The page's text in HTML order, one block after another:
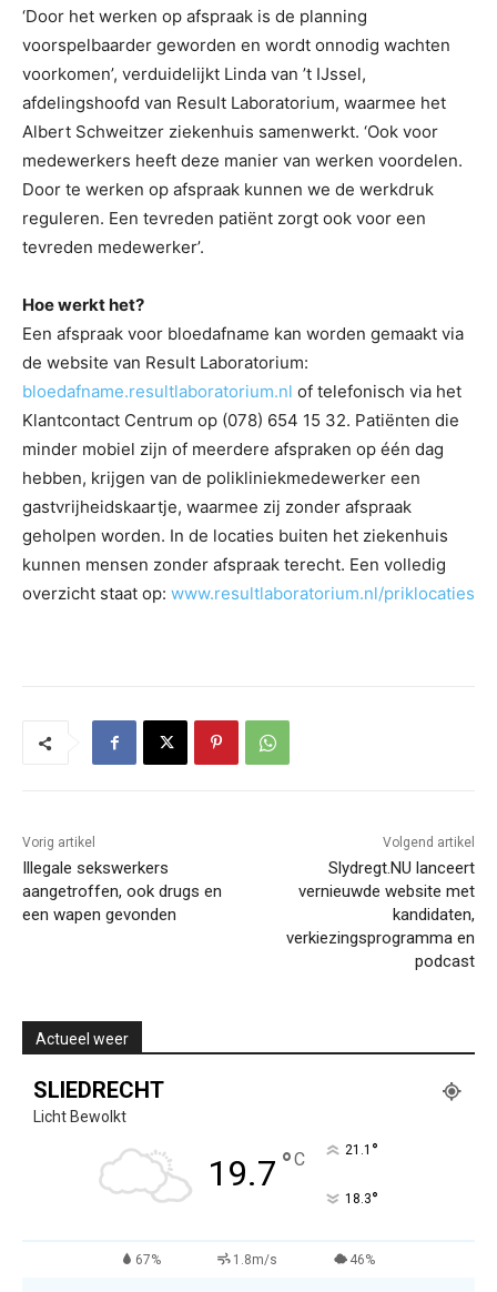
‘Door het werken op afspraak is de planning
voorspelbaarder geworden en wordt onnodig wachten
voorkomen’, verduidelijkt Linda van ’t IJssel,
afdelingshoofd van Result Laboratorium, waarmee het
Albert Schweitzer ziekenhuis samenwerkt. ‘Ook voor
medewerkers heeft deze manier van werken voordelen.
Door te werken op afspraak kunnen we de werkdruk
reguleren. Een tevreden patiënt zorgt ook voor een
tevreden medewerker’.
Hoe werkt het?
Een afspraak voor bloedafname kan worden gemaakt via
de website van Result Laboratorium:
bloedafname.resultlaboratorium.nl of telefonisch via het
Klantcontact Centrum op (078) 654 15 32. Patiënten die
minder mobiel zijn of meerdere afspraken op één dag
hebben, krijgen van de polikliniekmedewerker een
gastvrijheidskaartje, waarmee zij zonder afspraak
geholpen worden. In de locaties buiten het ziekenhuis
kunnen mensen zonder afspraak terecht. Een volledig
overzicht staat op: www.resultlaboratorium.nl/priklocaties
Vorig artikel
Illegale sekswerkers
aangetroffen, ook drugs en
een wapen gevonden
Volgend artikel
Slydregt.NU lanceert
vernieuwde website met
kandidaten,
verkiezingsprogramma en
podcast
Actueel weer
SLIEDRECHT
Licht Bewolkt
19.7 °C 21.1 °
18.3°
67% 1.8m/s 46%